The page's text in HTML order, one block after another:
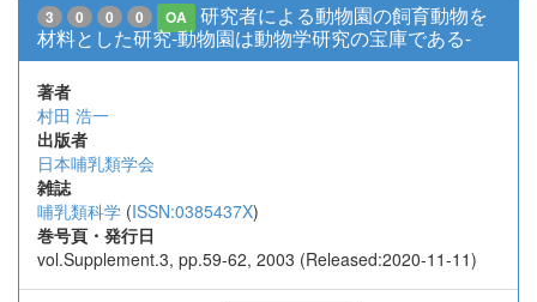
3 0 0 0 OA
研究者による動物園の飼育動物を
材料とした研究-動物園は動物学研究の宝庫である-
著者
村田 浩一
出版者
日本哺乳類学会
雑誌
哺乳類科学 (ISSN:0385437X)
巻号頁・発行日
vol.Supplement.3, pp.59-62, 2003 (Released:2020-11-11)